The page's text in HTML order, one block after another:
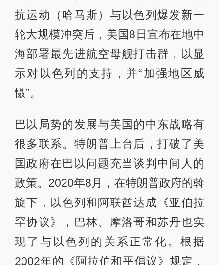
抗运动（哈马斯）与以色列爆发新一
轮大规模冲突后，美国8日宣布在地中
海部署最先进航空母舰打击群，以显
示对以色列的支持，并“加强地区威
慑”。
巴以局势的发展与美国的中东战略有
很多联系。特朗普上台后，打破了美
国政府在巴以问题充当谈判中间人的
政策。2020年8月，在特朗普政府的斡
旋下，以色列和阿联酋达成《亚伯拉
罕协议》，巴林、摩洛哥和苏丹也实
现了与以色列的关系正常化。根据
2002年的《阿拉伯和平倡议》规定，